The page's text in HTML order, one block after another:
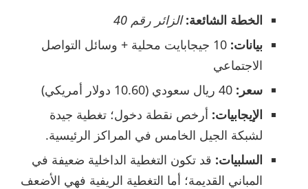
الخطة الشائعة: الزائر رقم 40
بيانات:
10 جيجابايت محلية + وسائل التواصل
الاجتماعي
سعر:
الإيجابيات: أرخص نقطة دخول؛ تغطية جيدة
لشبكة الجيل الخامس في المراكز الرئيسية.
السلبيات: قد تكون التغطية الداخلية ضعيفة في
المباني القديمة؛ أما التغطية الريفية فهي الأضعف